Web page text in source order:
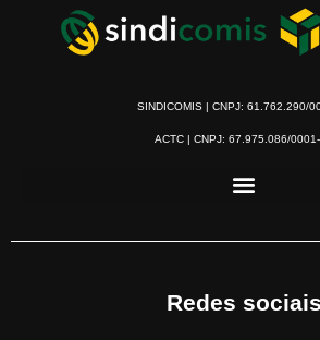
SINDICOMIS | CNPJ: 61.762.290/
ACTC | CNPJ: 67.975.086/
Redes sociais